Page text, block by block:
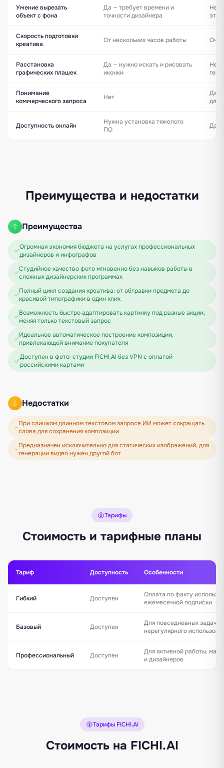
Умение вырезать
объект с фона
Да — требует времени и
точности дизайнера
Нет
это
Скорость подготовки
креатива
От нескольких часов работы
Расстановка
графических плашек
Да — нужно искать и рисовать
иконки
Нет
Понимание
коммерческого запроса
Нет
Да —
для
Доступность онлайн
Нужна установка тяжелого
ПО
Да —
Преимущества и недостатки
Преимущества
Огромная экономия бюджета на услугах профессиональных
дизайнеров и инфографов
Студийное качество фото мгновенно без навыков работы в
сложных дизайнерских программах
Полный цикл создания креатива: от обтравки предмета до
красивой типографики в один клик
Возможность быстро адаптировать картинку под разные акции,
меняя только текстовый запрос
Идеальное автоматическое построение композиции,
привлекающей внимание покупателя
Доступен в фото-студии FICHI.AI без VPN с оплатой
российскими картами
Недостатки
При слишком длинном текстовом запросе ИИ может сокращать
слова для сохранения композиции
Предназначен исключительно для статических изображений, для
генерации видео нужен другой бот
Тарифы
Стоимость и тарифные планы
Тариф Доступность Особенности
Гибкий Доступен
Оплата по факту
ежемесячной подписки
Базовый Доступен
Для повседневных задач и
нерегулярного
Профессиональный Доступен
Для активной работы,
и дизайнеров
Тарифы FICHI.AI
Стоимость на FICHI.AI